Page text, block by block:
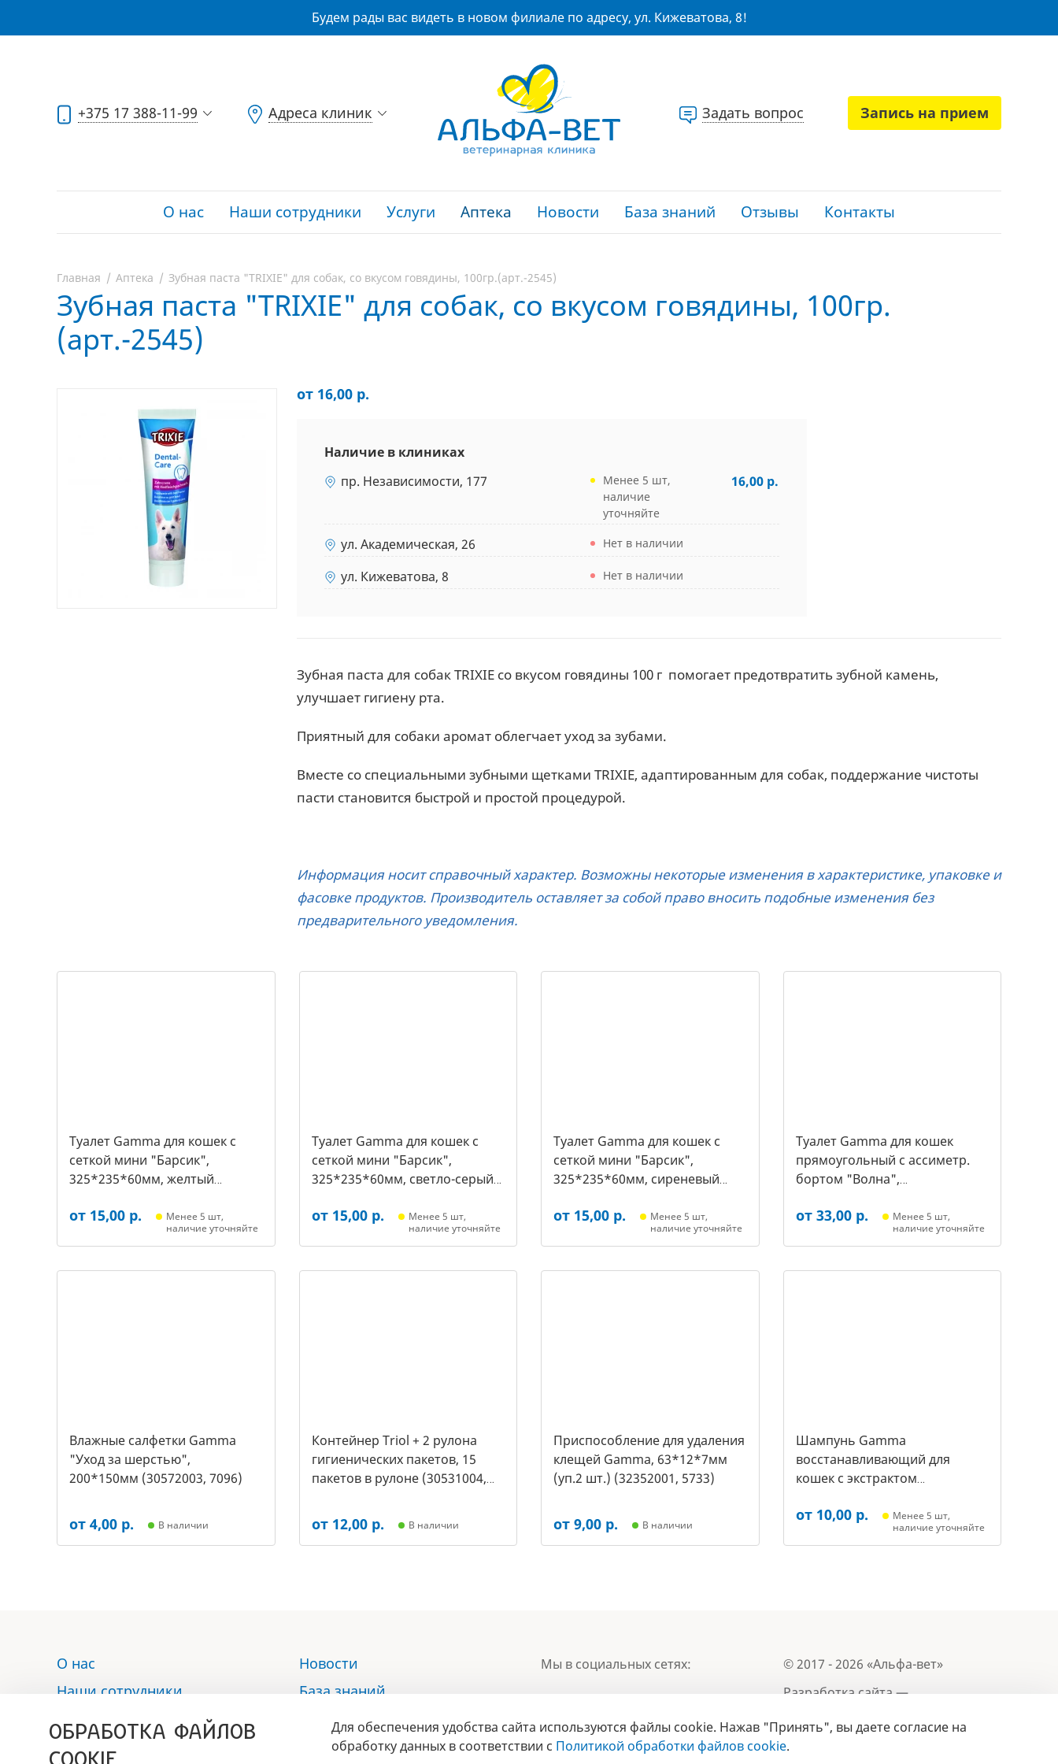
Будем рады вас видеть в новом филиале по адресу, ул. Кижеватова, 8!
+375 17 388-11-99 Адреса клиник Задать вопрос Запись на прием
О нас Наши сотрудники Услуги Аптека Новости База знаний Отзывы Контакты
Главная Аптека Зубная паста "TRIXIE" для собак, со вкусом говядины, 100гр.(арт.-2545)
Зубная паста "TRIXIE" для собак, со вкусом говядины, 100гр.
(арт.-2545)
от 16,00 р.
Наличие в клиниках
пр. Независимости, 177
Менее 5 шт,
наличие
уточняйте
16,00 р.
ул. Академическая, 26 Нет в наличии
ул. Кижеватова, 8 Нет в наличии
Зубная паста для собак TRIXIE со вкусом говядины 100 г помогает предотвратить зубной камень,
улучшает гигиену рта.
Приятный для собаки аромат облегчает уход за зубами.
Вместе со специальными зубными щетками TRIXIE, адаптированным для собак, поддержание чистоты
пасти становится быстрой и простой процедурой.
Информация носит справочный характер. Возможны некоторые изменения в характеристике, упаковке и
фасовке продуктов. Производитель оставляет за собой право вносить подобные изменения без
предварительного уведомления.
Туалет Gamma для кошек c
сеткой мини "Барсик",
325*235*60мм, желтый
от 15,00 р.
Менее 5 шт,
наличие уточняйте
Туалет Gamma для кошек c
сеткой мини "Барсик",
325*235*60мм, светло-серый
от 15,00 р.
Менее 5 шт,
наличие уточняйте
Туалет Gamma для кошек c
сеткой мини "Барсик",
325*235*60мм, сиреневый
от 15,00 р.
Менее 5 шт,
наличие уточняйте
Туалет Gamma для кошек
прямоугольный с ассиметр.
бортом "Волна",
(20452018, 3387)
от 33,00 р.
Менее 5 шт,
наличие уточняйте
Влажные салфетки Gamma
"Уход за шерстью",
200*150мм (30572003, 7096)
от 4,00 р. В наличии
Контейнер Triol + 2 рулона
гигиенических пакетов, 15
пакетов в рулоне (30531004,
от 12,00 р. В наличии
Приспособление для удаления
клещей Gamma, 63*12*7мм
(уп.2 шт.) (32352001, 5733)
от 9,00 р. В наличии
Шампунь Gamma
восстанавливающий для
кошек с экстрактом
3431)
от 10,00 р.
Менее 5 шт,
наличие уточняйте
О нас
Наши сотрудники
Новости
База знаний
Отзывы
Контакты
Мы в социальных сетях:
БРЕНД
ГОДА 2017 - 2019
© 2017 - 2026 «Альфа-вет»
Разработка сайта —
Лицензия № 02150/1874, УНП 190845301
Информация, представленная на сайте, носит
справочный характер и не является публичной
ОБРАБОТКА ФАЙЛОВ
COOKIE
Для обеспечения удобства сайта используются файлы cookie. Нажав "Принять", вы даете согласие на
обработку данных в соответствии с Политикой обработки файлов cookie.